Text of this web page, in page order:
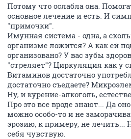
Потому что ослабла она.
основное лечение и есть. И
"примочки".
Имунная система - одна, а
организме ложится? А как ей
организовано? У вас зубы
"стреляет"? Циркуляция как у
Витаминов достаточно
достаточно съедаете?
Ну, и курение-алкоголь,
Про это все вроде знают... Да
можно особо-то и не
эрозию, к примеру, не лечить...
себя чувствую.